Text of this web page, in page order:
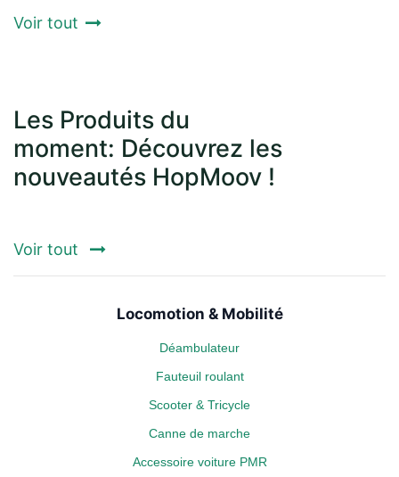
Voir tout
Les Produits du
moment: Découvrez les
nouveautés HopMoov !
Voir tout
Locomotion & Mobilité
Déambulateur
Fauteuil roulant
Scooter & Tricycle
Canne de marche
Accessoire voiture PMR